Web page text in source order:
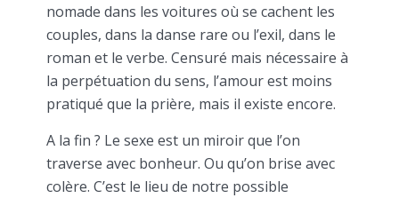
nomade dans les voitures où se cachent les
couples, dans la danse rare ou l’exil, dans le
roman et le verbe. Censuré mais nécessaire à
la perpétuation du sens, l’amour est moins
pratiqué que la prière, mais il existe encore.
A la fin ? Le sexe est un miroir que l’on
traverse avec bonheur. Ou qu’on brise avec
colère. C’est le lieu de notre possible